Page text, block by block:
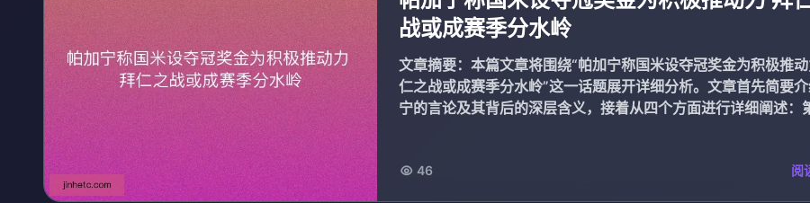
战或成赛季分水岭
文章摘要：本篇文章将围绕“帕加宁称国米设夺冠奖金为积极推
仁之战或成赛季分水岭”这一话题展开详细分析。文章首先简要
宁的言论及其背后的深层含义，接着从四个方面进行详细阐述：
46 阅